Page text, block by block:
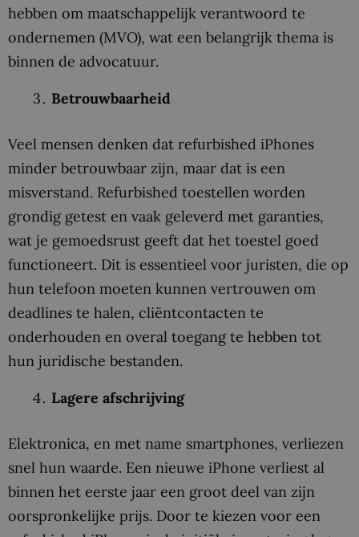
hebben om maatschappelijk verantwoord te
ondernemen (MVO), wat een belangrijk thema is
binnen de advocatuur.
Betrouwbaarheid
Veel mensen denken dat refurbished iPhones
minder betrouwbaar zijn, maar dat is een
misverstand. Refurbished toestellen worden
grondig getest en vaak geleverd met garanties,
wat je gemoedsrust geeft dat het toestel goed
functioneert. Dit is essentieel voor juristen, die op
hun telefoon moeten kunnen vertrouwen om
deadlines te halen, cliëntcontacten te
onderhouden en overal toegang te hebben tot
hun juridische bestanden.
Lagere afschrijving
Elektronica, en met name smartphones, verliezen
snel hun waarde. Een nieuwe iPhone verliest al
binnen het eerste jaar een groot deel van zijn
oorspronkelijke prijs. Door te kiezen voor een